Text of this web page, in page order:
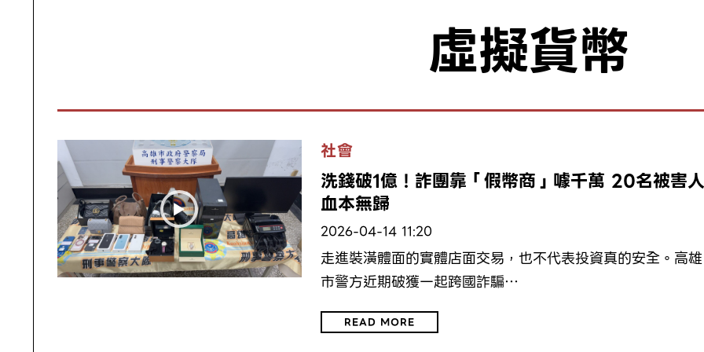
虛擬貨幣
社會
洗錢破1億！詐團靠「假幣商」噱千萬 20名被害人
血本無歸
2026-04-14 11:20
走進裝潢體面的實體店面交易，也不代表投資真的安全。高雄
市警方近期破獲一起跨國詐騙…
READ MORE